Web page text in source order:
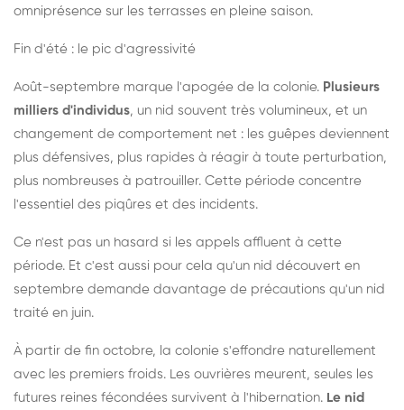
omniprésence sur les terrasses en pleine saison.
Fin d'été : le pic d'agressivité
Août-septembre marque l'apogée de la colonie. Plusieurs
milliers d'individus, un nid souvent très volumineux, et un
changement de comportement net : les guêpes deviennent
plus défensives, plus rapides à réagir à toute perturbation,
plus nombreuses à patrouiller. Cette période concentre
l'essentiel des piqûres et des incidents.
Ce n'est pas un hasard si les appels affluent à cette
période. Et c'est aussi pour cela qu'un nid découvert en
septembre demande davantage de précautions qu'un nid
traité en juin.
À partir de fin octobre, la colonie s'effondre naturellement
avec les premiers froids. Les ouvrières meurent, seules les
futures reines fécondées survivent à l'hibernation. Le nid